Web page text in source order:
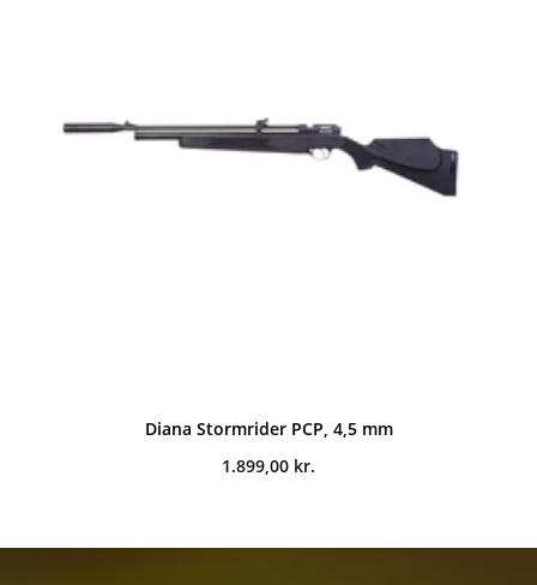
Diana Stormrider PCP, 4,5 mm
1.899,00 kr.